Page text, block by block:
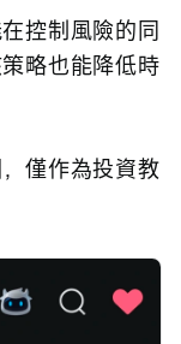
控制風險的同
略也能降低時
僅作為投資教